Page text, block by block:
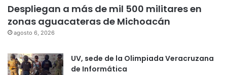
Despliegan a más de mil 500 militares en
zonas aguacateras de Michoacán
agosto 6, 2026
UV, sede de la Olimpiada Veracruzana
de Informática